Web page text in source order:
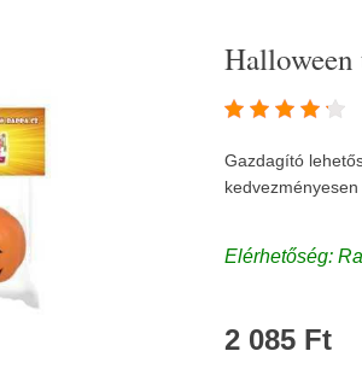
Halloween
Gazdagító
kedvezményesen
Elérhetőség:
2 085 Ft